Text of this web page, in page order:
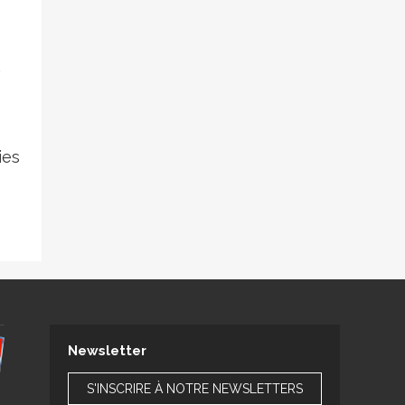
Newsletter
S'INSCRIRE À NOTRE NEWSLETTERS